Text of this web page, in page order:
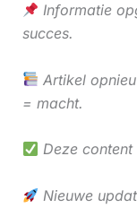
Informatie
succes.
Artikel
= macht.
Deze
Nieuwe